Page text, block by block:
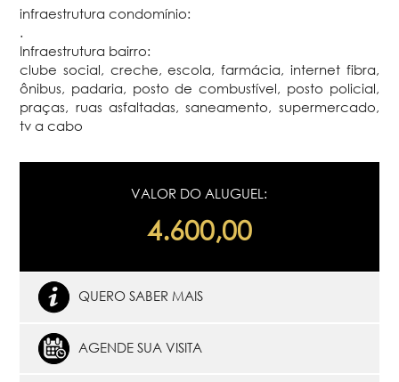
infraestrutura condomínio:
.
Infraestrutura bairro:
clube social, creche, escola, farmácia, internet fibra,
ônibus, padaria, posto de combustível, posto policial,
praças, ruas asfaltadas, saneamento, supermercado,
tv a cabo
VALOR DO ALUGUEL:
4.600,00
QUERO SABER MAIS
AGENDE SUA VISITA